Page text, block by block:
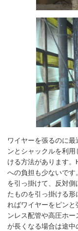
ワイヤーを張るのに
ンとシャックルを利
ける方法があります
への負担も少ないです
を引っ掛けて、反対
たものを引っ掛ける
ればワイヤーをピン
ンレス配管や高圧ホ
が長くなる場合は途